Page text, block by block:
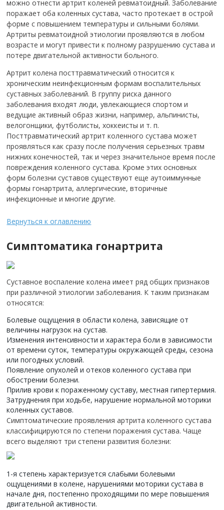
можно отнести артрит коленей ревматоидный. Заболевание
поражает оба коленных сустава, часто протекает в острой
форме с повышением температуры и сильными болями.
Артриты ревматоидной этиологии проявляются в любом
возрасте и могут привести к полному разрушению сустава и
потере двигательной активности больного.
Артрит колена посттравматический относится к
хроническим неинфекционным формам воспалительных
суставных заболеваний. В группу риска данного
заболевания входят люди, увлекающиеся спортом и
ведущие активный образ жизни, например, альпинисты,
велогонщики, футболисты, хоккеисты и т. п.
Посттравматический артрит коленного сустава может
проявляться как сразу после получения серьезных травм
нижних конечностей, так и через значительное время после
повреждения коленного сустава. Кроме этих основных
форм болезни суставов существуют еще аутоиммунные
формы гонартрита, аллергические, вторичные
инфекционные и многие другие.
Вернуться к оглавлению
Симптоматика гонартрита
Суставное воспаление колена имеет ряд общих признаков
при различной этиологии заболевания. К таким признакам
относятся:
Болевые ощущения в области колена, зависящие от
величины нагрузок на сустав.
Изменения интенсивности и характера боли в зависимости
от времени суток, температуры окружающей среды, сезона
или погодных условий.
Появление опухолей и отеков коленного сустава при
обострении болезни.
Прилив крови к пораженному суставу, местная гипертермия.
Затруднения при ходьбе, нарушение нормальной моторики
коленных суставов.
Симптоматические проявления артрита коленного сустава
классифицируются по степени поражения сустава. Чаще
всего выделяют три степени развития болезни:
1-я степень характеризуется слабыми болевыми
ощущениями в колене, нарушениями моторики сустава в
начале дня, постепенно проходящими по мере повышения
двигательной активности.